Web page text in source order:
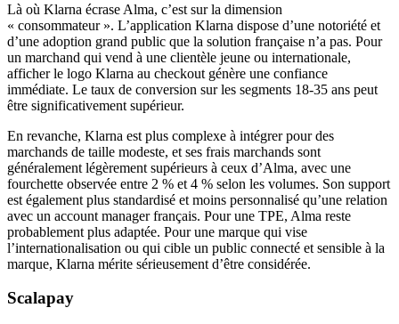
Là où Klarna écrase Alma, c’est sur la dimension
« consommateur ». L’application Klarna dispose d’une notoriété et
d’une adoption grand public que la solution française n’a pas. Pour
un marchand qui vend à une clientèle jeune ou internationale,
afficher le logo Klarna au checkout génère une confiance
immédiate. Le taux de conversion sur les segments 18-35 ans peut
être significativement supérieur.
En revanche, Klarna est plus complexe à intégrer pour des
marchands de taille modeste, et ses frais marchands sont
généralement légèrement supérieurs à ceux d’Alma, avec une
fourchette observée entre 2 % et 4 % selon les volumes. Son support
est également plus standardisé et moins personnalisé qu’une relation
avec un account manager français. Pour une TPE, Alma reste
probablement plus adaptée. Pour une marque qui vise
l’internationalisation ou qui cible un public connecté et sensible à la
marque, Klarna mérite sérieusement d’être considérée.
Scalapay